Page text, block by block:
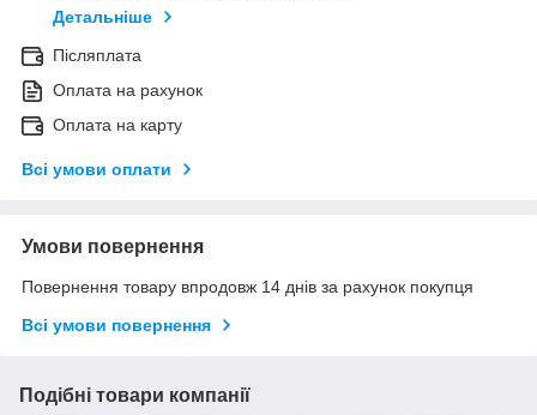
Детальніше
Післяплата
Оплата на рахунок
Оплата на карту
Всі умови оплати
Умови повернення
Повернення товару впродовж 14 днів за рахунок покупця
Всі умови повернення
Подібні товари компанії